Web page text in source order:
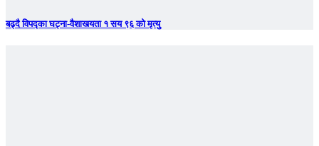
बढ्दै विपद्का घट्ना-वैशाखयता १ सय ९६ को मृत्यु